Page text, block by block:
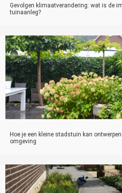
Gevolgen klimaatverandering: wat is de
tuinaanleg?
Hoe je een kleine stadstuin kan
omgeving